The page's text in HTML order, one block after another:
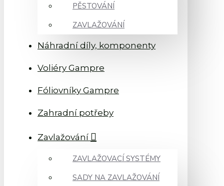
PĚSTOVÁNÍ
ZAVLAŽOVÁNÍ
Náhradní díly, komponenty
Voliéry Gampre
Fóliovníky Gampre
Zahradní potřeby
Zavlažování
ZAVLAŽOVACÍ SYSTÉMY
SADY NA ZAVLAŽOVÁNÍ